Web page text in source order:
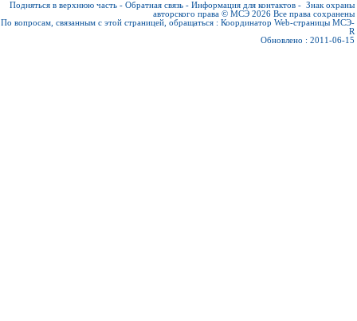
Подняться в верхнюю часть - Обратная связь - Информация для контактов - Знак охраны
авторского права © МСЭ 2026 Все права сохранены
По вопросам, связанным с этой страницей, обращаться : Координатор Web-страницы МСЭ-
R
Обновлено : 2011-06-15